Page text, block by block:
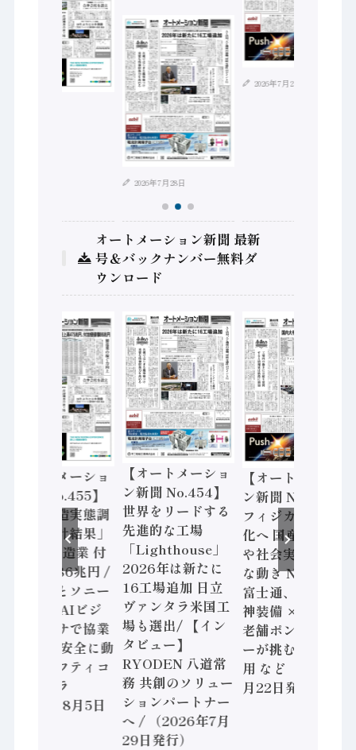
2026年7月28日
2026年7月21日
オートメーション新聞 最新
号＆バックナンバー無料ダ
ウンロード
【オートメーショ
ン新聞 No.455】
「経済構造実態調
査二次集計結果」
2024年製造業 付
加価値額86兆円 /
三菱電機とソニー
セミコン AIビジ
ョンセンサで協業
/ IDEC、安全に動
かすセーフティコ
ントローラ
（2026年8月5日
【オートメーショ
ン新聞 No.454】
世界をリードする
先進的な工場
「Lighthouse」
2026年は新たに
16工場追加 日立
ヴァンタラ米国工
場も選出/ 【イン
タビュー】
RYODEN 八道常
務 共創のソリュー
ションパートナー
へ / （2026年7月
29日発行）
【オートメーショ
ン新聞 No.453】
フィジカルAI本格
化へ 国産AI開発
や社会実装に活発
な動き Noetra、
富士通、日立 / 兵
神装備 × HMS、
老舗ポンプメーカ
ーが挑むデータ活
用 など（2026年7
月22日発行）